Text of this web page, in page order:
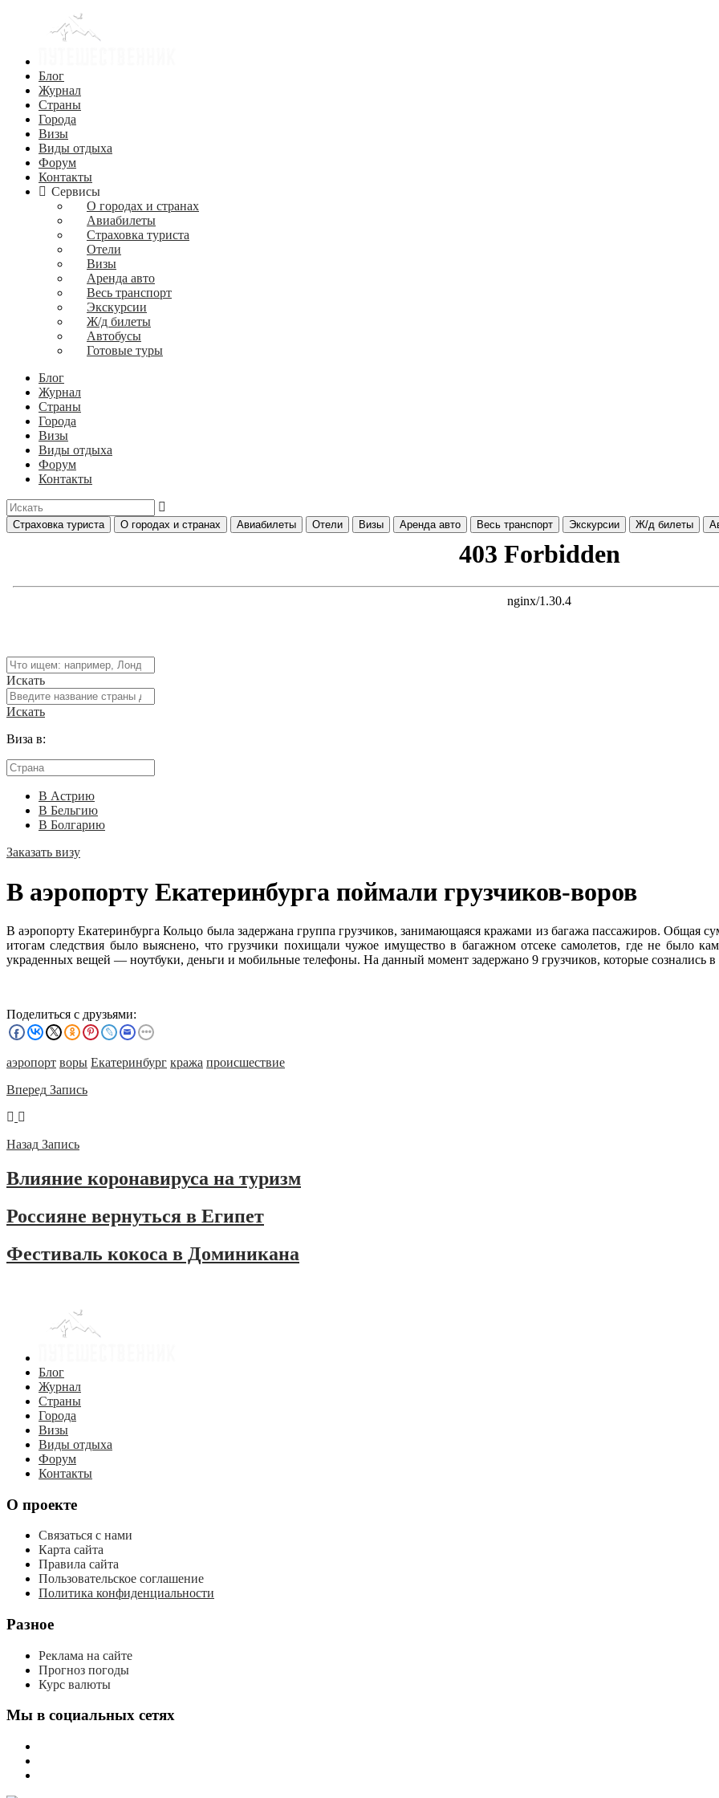
Блог
Журнал
Страны
Города
Визы
Виды отдыха
Форум
Контакты
Сервисы
О городах и странах
Авиабилеты
Страховка туриста
Отели
Визы
Аренда авто
Весь транспорт
Экскурсии
Ж/д билеты
Автобусы
Готовые туры
Блог
Журнал
Страны
Города
Визы
Виды отдыха
Форум
Контакты
Страховка туриста О городах и странах Авиабилеты Отели Визы Аренда авто Весь транспорт Экскурсии Ж/д билеты
Искать
Искать
Виза в:
В Астрию
В Бельгию
В Болгарию
Заказать визу
В аэропорту Екатеринбурга поймали грузчиков-воров
В аэропорту Екатеринбурга Кольцо была задержана группа грузчиков, занимающаяся кражами из багажа пассажиров. Общая
итогам следствия было выяснено, что грузчики похищали чужое имущество в багажном отсеке самолетов, где не было
украденных вещей — ноутбуки, деньги и мобильные телефоны. На данный момент задержано 9 грузчиков, которые сознались в
Поделиться с друзьями:
аэропорт воры Екатеринбург кража происшествие
Вперед Запись
Назад Запись
Влияние коронавируса на туризм
Россияне вернуться в Египет
Фестиваль кокоса в Доминикана
Блог
Журнал
Страны
Города
Визы
Виды отдыха
Форум
Контакты
О проекте
Связаться с нами
Карта сайта
Правила сайта
Пользовательское соглашение
Политика конфиденциальности
Разное
Реклама на сайте
Прогноз погоды
Курс валюты
Мы в социальных сетях